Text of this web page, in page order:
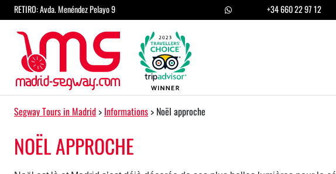
Passer au contenu
RETIRO: Avda. Menéndez Pelayo 9 +34 660 22 97 12
Navigation principale
Segway Tours in Madrid > Informations > Noël approche
NOËL APPROCHE